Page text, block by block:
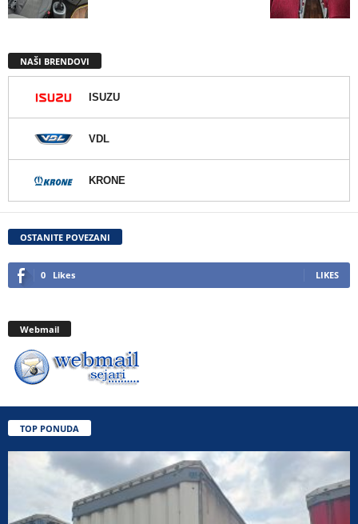
NAŠI BRENDOVI
ISUZU
VDL
KRONE
OSTANITE POVEZANI
0 Likes LIKES
Webmail
TOP PONUDA